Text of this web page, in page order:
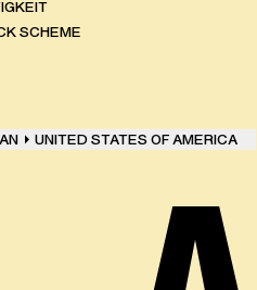
SCHEME
UNITED STATES OF AMERICA